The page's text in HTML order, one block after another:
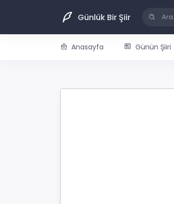
Günlük Bir Şiir
Anasayfa Günün Şiiri